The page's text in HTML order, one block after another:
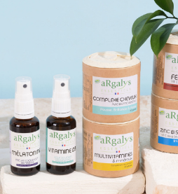
Les taux hormonaux
déroutante de ces
La ménopause
consécutifs sans
œstrogènes est la plus
intensité maximale.
La postménopause
tendent à s'atténuer